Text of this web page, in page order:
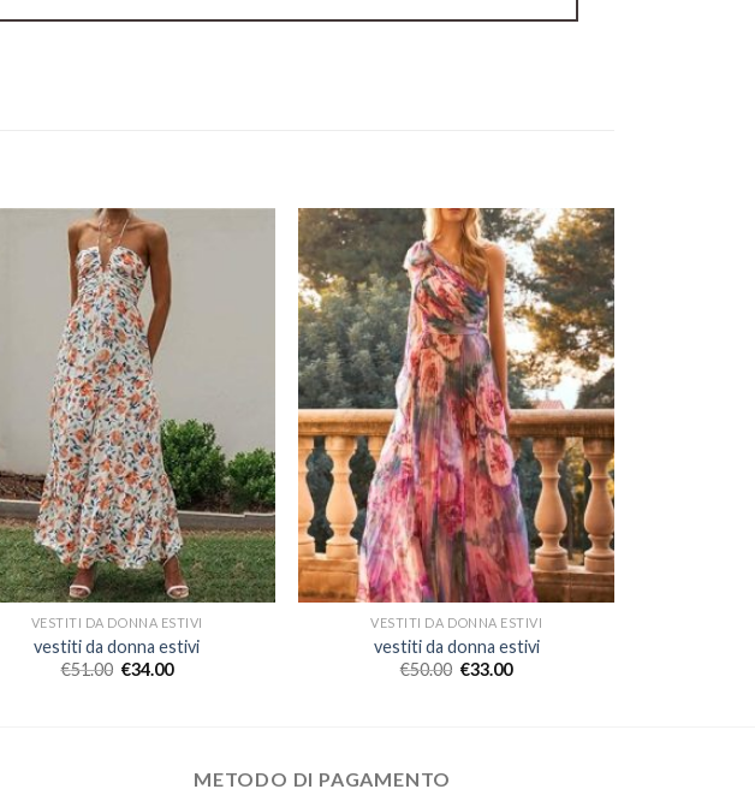
VESTITI DA DONNA ESTIVI
vestiti da donna estivi
€51.00 €34.00
VESTITI DA DONNA ESTIVI
vestiti da donna estivi
€50.00 €33.00
METODO DI PAGAMENTO